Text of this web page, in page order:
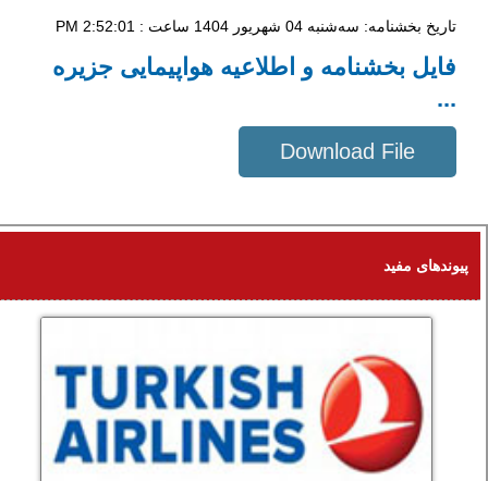
تاریخ بخشنامه: سه‌شنبه 04 شهریور 1404 ساعت : 2:52:01 PM
فایل بخشنامه و اطلاعیه هواپیمایی جزیره
...
Download File
پیوندهای مفید